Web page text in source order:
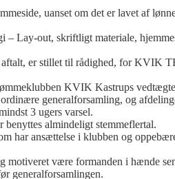
uanset om det er lavet af
Lay-out, skriftligt materiale,
aftalt, er stillet til rådighed, for KVIK
KVIK Kastrups
generalforsamling, og
3 ugers varsel.
benyttes almindeligt stemmeflertal.
har ansættelse i klubben og
motiveret være formanden i hænde
generalforsamlingen.